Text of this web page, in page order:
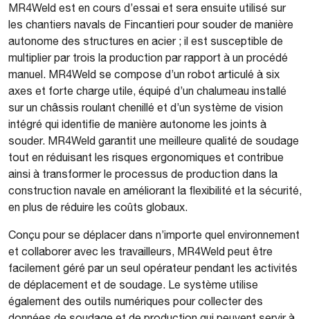
MR4Weld est en cours d’essai et sera ensuite utilisé sur
les chantiers navals de Fincantieri pour souder de manière
autonome des structures en acier ; il est susceptible de
multiplier par trois la production par rapport à un procédé
manuel. MR4Weld se compose d’un robot articulé à six
axes et forte charge utile, équipé d’un chalumeau installé
sur un châssis roulant chenillé et d’un système de vision
intégré qui identifie de manière autonome les joints à
souder. MR4Weld garantit une meilleure qualité de soudage
tout en réduisant les risques ergonomiques et contribue
ainsi à transformer le processus de production dans la
construction navale en améliorant la flexibilité et la sécurité,
en plus de réduire les coûts globaux.
Conçu pour se déplacer dans n’importe quel environnement
et collaborer avec les travailleurs, MR4Weld peut être
facilement géré par un seul opérateur pendant les activités
de déplacement et de soudage. Le système utilise
également des outils numériques pour collecter des